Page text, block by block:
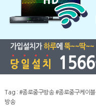
Tag : #종로중구방송 #종로중구케이블
방송